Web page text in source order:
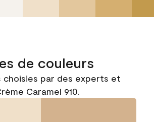
de couleurs
choisies par des experts et
Caramel 910.